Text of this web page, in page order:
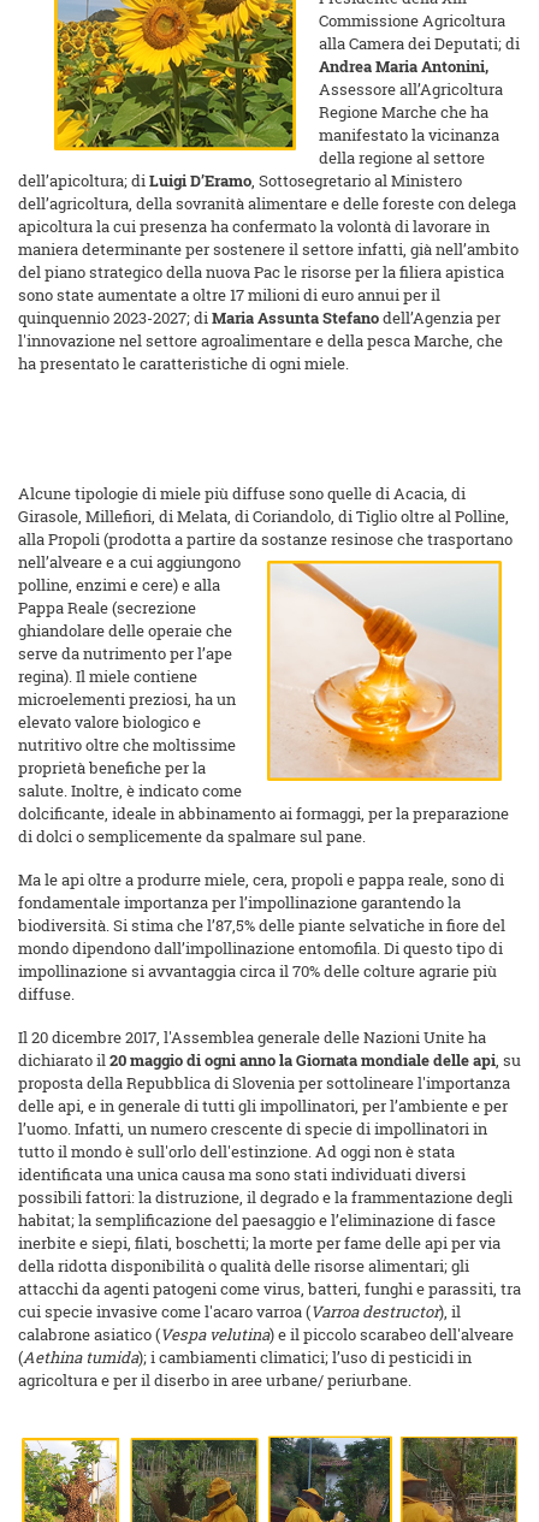
Commissione Agricoltura
alla Camera dei Deputati; di
Andrea Maria Antonini,
Assessore all’Agricoltura
Regione Marche che ha
manifestato la vicinanza
della regione al settore
dell’apicoltura; diLuigi D’Eramo, Sottosegretario al Ministero
dell’agricoltura, della sovranità alimentare e delle foreste con delega
apicoltura la cui presenza ha confermato la volontà di lavorare in
maniera determinante per sostenere il settore infatti, già nell’ambito
del piano strategico della nuova Pac le risorse per la filiera apistica
sono state aumentate a oltre 17 milioni di euro annui per il
quinquennio 2023-2027; diMaria Assunta Stefanodell’Agenzia per
l'innovazione nel settore agroalimentare e della pesca Marche, che
ha presentato le caratteristiche di ogni miele.
Alcune tipologie di miele più diffuse sono quelle di Acacia, di
Girasole, Millefiori, di Melata, di Coriandolo, di Tiglio oltre al Polline,
alla Propoli (prodotta a partire da sostanze resinose chetrasportano
nell’alveare e a cui aggiungono
polline, enzimi e cere) e alla
Pappa Reale (secrezione
ghiandolare delle operaie che
serve da nutrimento per l’ape
regina). Il miele contiene
microelementi preziosi, ha un
elevato valore biologico e
nutritivo oltre che moltissime
proprietà benefiche per la
salute. Inoltre, è indicato come
dolcificante, ideale in abbinamento ai formaggi, per la preparazione
di dolci o semplicemente da spalmare sul pane.
Ma le api oltre a produrre miele, cera, propoli e pappa reale, sono di
fondamentale importanza per l’impollinazione garantendo la
biodiversità. Si stima che l’87,5% delle piante selvatiche in fiore del
mondo dipendono dall’impollinazione entomofila. Di questo tipo di
impollinazione si avvantaggia circa il 70% delle colture agrarie più
diffuse.
Il 20 dicembre 2017, l'Assemblea generale delle Nazioni Unite ha
dichiarato il20 maggio di ogni anno la Giornata mondiale delle api, su
proposta della Repubblica di Slovenia per sottolineare l'importanza
delle api, e in generale di tutti gli impollinatori, per l’ambiente e per
l’uomo. Infatti, un numero crescente di specie di impollinatori in
tutto il mondo è sull'orlo dell'estinzione. Ad oggi non è stata
identificata una unica causa ma sono stati individuati diversi
possibili fattori: la distruzione, il degrado e la frammentazione degli
habitat; la semplificazione del paesaggio e l’eliminazione di fasce
inerbite e siepi, filati, boschetti; la morte per fame delle api per via
della ridotta disponibilità o qualità delle risorse alimentari; gli
attacchi da agenti patogeni come virus, batteri, funghi e parassiti, tra
cui specie invasive come l'acaro varroa (Varroa destructor), il
calabrone asiatico (Vespa velutina) e il piccolo scarabeo dell'alveare
(Aethina tumida); i cambiamenti climatici; l’uso di pesticidi in
agricoltura e per il diserbo in aree urbane/ periurbane.